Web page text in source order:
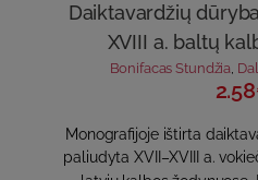
Daiktavardžių
XVIII a. baltų
Bonifacas Stundžia,
Monografijoje ištirta
paliudyta XVII–XVIII a.